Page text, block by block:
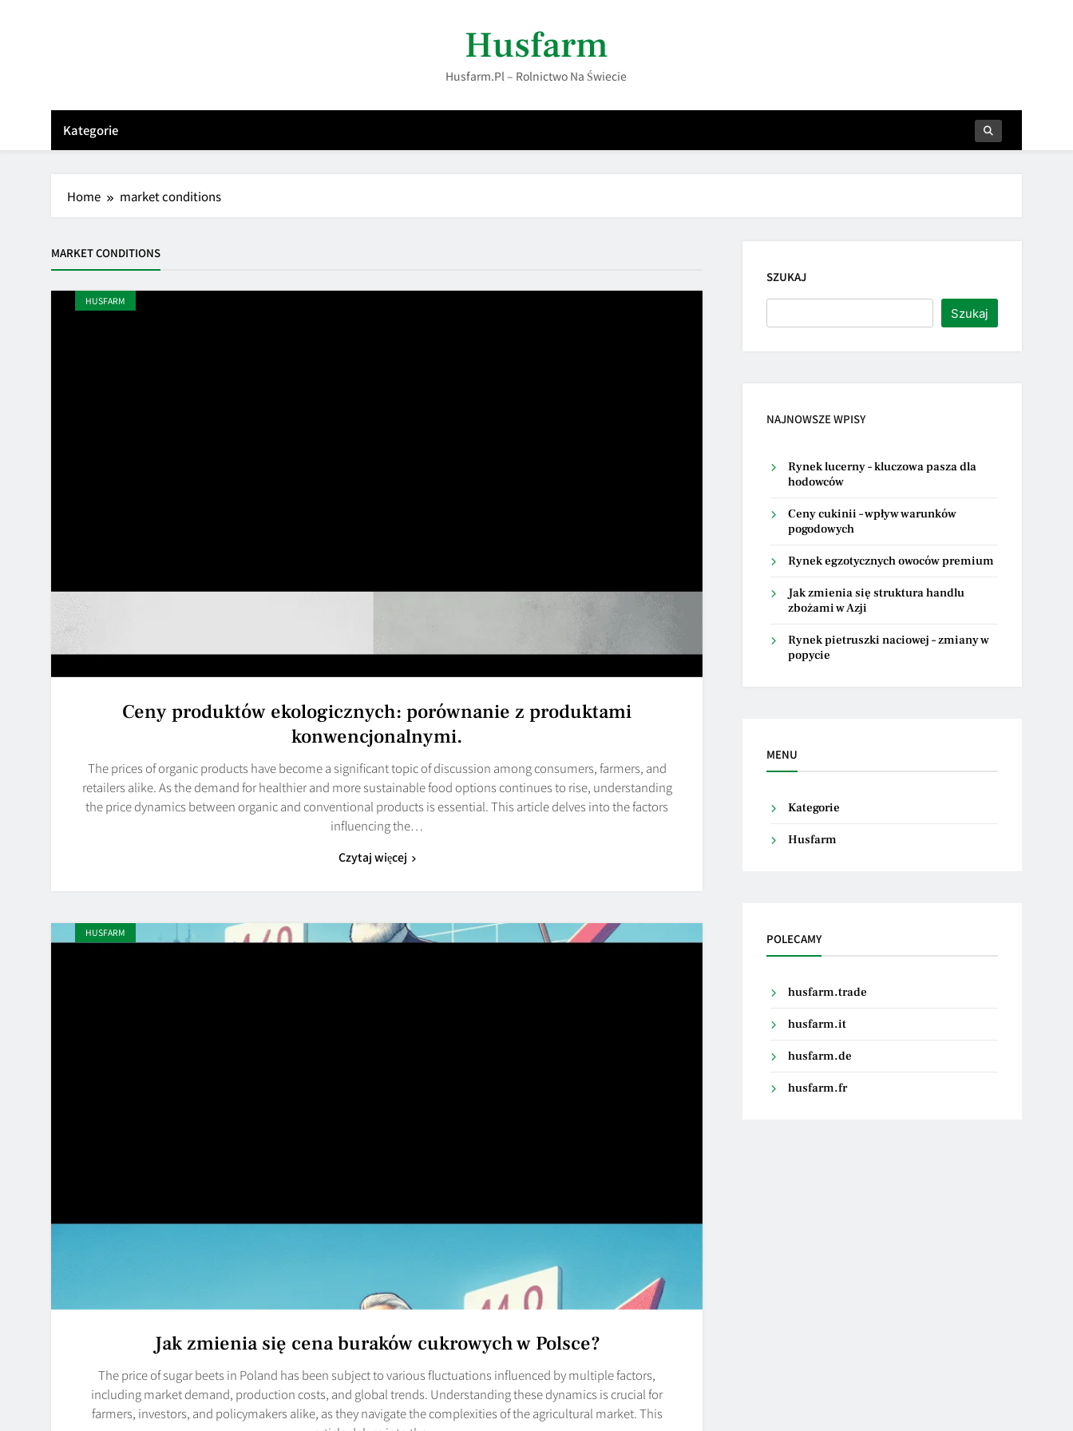
Husfarm
Husfarm.pl – Rolnictwo Na Świecie
Kategorie
Home market conditions
MARKET CONDITIONS
HUSFARM
Ceny produktów ekologicznych: porównanie z produktami
konwencjonalnymi.
The prices of organic products have become a significant topic of discussion among consumers, farmers, and
retailers alike. As the demand for healthier and more sustainable food options continues to rise, understanding
the price dynamics between organic and conventional products is essential. This article delves into the factors
influencing the…
Czytaj więcej
HUSFARM
Jak zmienia się cena buraków cukrowych w Polsce?
The price of sugar beets in Poland has been subject to various fluctuations influenced by multiple factors,
including market demand, production costs, and global trends. Understanding these dynamics is crucial for
farmers, investors, and policymakers alike, as they navigate the complexities of the agricultural market. This
SZUKAJ
Szukaj
NAJNOWSZE WPISY
Rynek lucerny – kluczowa pasza dla
hodowców
Ceny cukinii – wpływ warunków
pogodowych
Rynek egzotycznych owoców premium
Jak zmienia się struktura handlu
zbożami w Azji
Rynek pietruszki naciowej – zmiany w
popycie
MENU
Kategorie
Husfarm
POLECAMY
husfarm.trade
husfarm.it
husfarm.de
husfarm.fr